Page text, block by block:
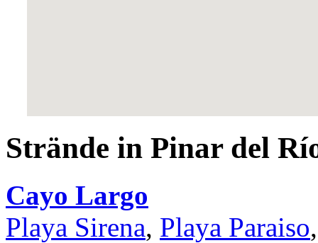
Strände in Pinar del
Cayo Largo
Playa Sirena, Playa Paraiso